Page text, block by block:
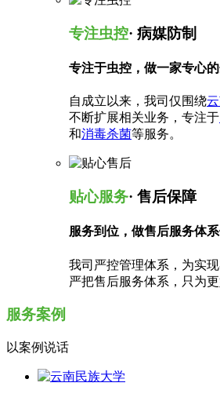
专注虫控· 病媒防制
专注于虫控，做一家专心
自成立以来，我司仅围绕
不断扩展相关业务，专注于
和消毒杀菌等服务。
贴心服务· 售后保障
服务到位，做售后服务体
我司严控管理体系，为实
严把售后服务体系，只为
服务案例
以案例说话